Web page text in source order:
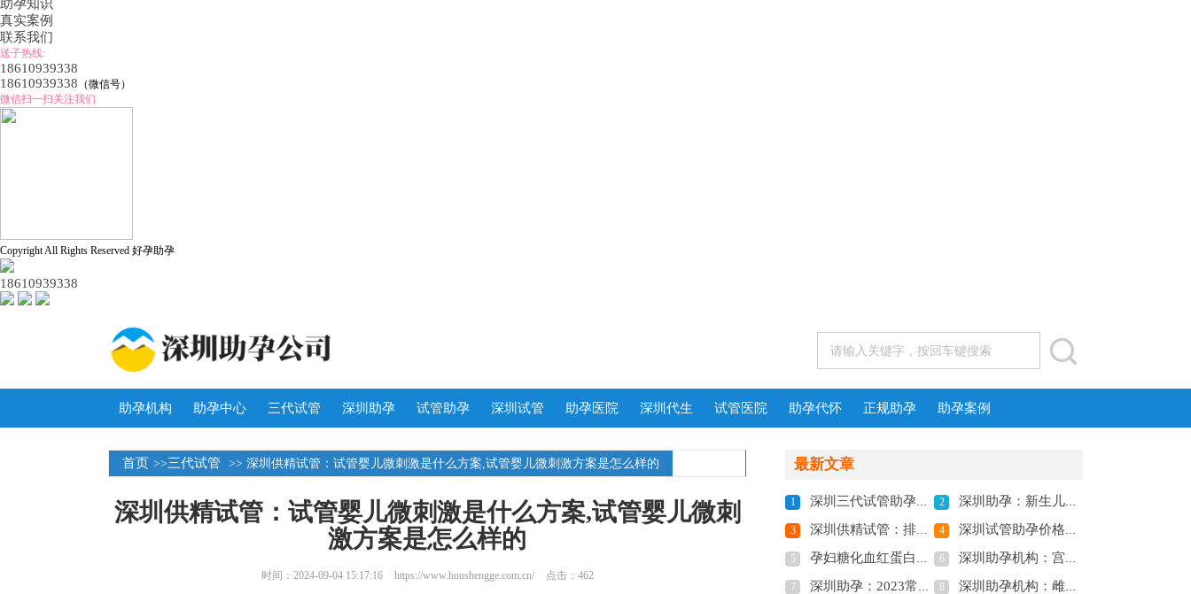
助孕知识
真实案例
联系我们
送子热线:
18610939338
18610939338 （微信号）
微信扫一扫关注我们
Copyright All Rights Reserved 好孕助孕
18610939338
助孕机构 助孕中心 三代试管 深圳助孕 试管助孕 深圳试管 助孕医院 深圳代生 试管医院 助孕代怀 正规助孕 助孕案例
首页 >>三代试管 >> 深圳供精试管：试管婴儿微刺激是什么方案,试管婴儿微刺激方案是怎么样的
深圳供精试管：试管婴儿微刺激是什么方案,试管婴儿微刺
激方案是怎么样的
时间：2024-09-04 15:17:16 https://www.houshengge.com.cn/ 点击：462
最新文章
1 深圳三代试管助孕：霉菌性阴道炎引起的原因有很多，文章科普如何避免 2 深圳助孕：新生儿第二月如何喂养？科学护理指导
3 深圳供精试管：排卵后几小时同房最好？排卵期间同房需注意这几点 4 深圳试管助孕价格：卵巢囊肿跟多囊卵巢区别有多大，看看你都知道吗？
5 孕妇糖化血红蛋白正常值是多少,孕期糖化血红蛋白的意义 6 深圳助孕机构：宫外孕手术后别急着要孩子，否则容易出现问题
7 深圳助孕：2023常德市妇幼保健院试管婴儿科普知识导航，助孕成功率评估 8 深圳助孕机构：雌二醇低吃什么食物调理,雌二醇低应该注意什么